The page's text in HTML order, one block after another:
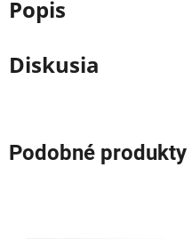
Popis
Diskusia
Podobné produkty